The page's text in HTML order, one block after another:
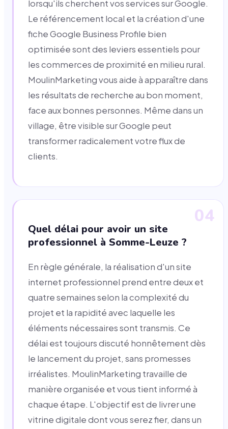
lorsqu'ils cherchent vos services sur Google.
Le référencement local et la création d'une
fiche Google Business Profile bien
optimisée sont des leviers essentiels pour
les commerces de proximité en milieu rural.
MoulinMarketing vous aide à apparaître dans
les résultats de recherche au bon moment,
face aux bonnes personnes. Même dans un
village, être visible sur Google peut
transformer radicalement votre flux de
clients.
04
Quel délai pour avoir un site
professionnel à Somme-Leuze ?
En règle générale, la réalisation d'un site
internet professionnel prend entre deux et
quatre semaines selon la complexité du
projet et la rapidité avec laquelle les
éléments nécessaires sont transmis. Ce
délai est toujours discuté honnêtement dès
le lancement du projet, sans promesses
irréalistes. MoulinMarketing travaille de
manière organisée et vous tient informé à
chaque étape. L'objectif est de livrer une
vitrine digitale dont vous serez fier, dans un